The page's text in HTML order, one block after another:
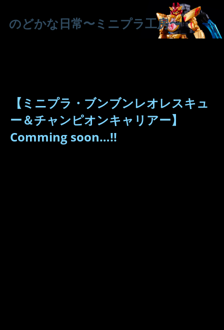
のどかな日常〜ミニプラ工房〜
【ミニプラ・ブンブンレオレスキュ
ー＆チャンピオンキャリアー】
Comming soon…!!